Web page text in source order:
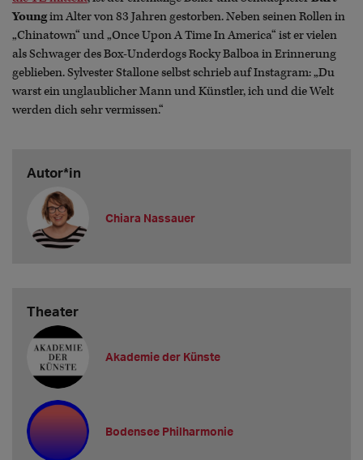
Youngim Alter von 83 Jahren gestorben. Neben seinen Rollen in
„Chinatown“ und „Once Upon A Time In America“ ist er vielen
als Schwager des Box-Underdogs Rocky Balboa in Erinnerung
geblieben. Sylvester Stallone selbst schrieb auf Instagram: „Du
warst ein unglaublicher Mann und Künstler, ich und die Welt
werden dich sehr vermissen.“
Autor*in
Chiara Nassauer
Theater
Akademie der Künste
Bodensee Philharmonie